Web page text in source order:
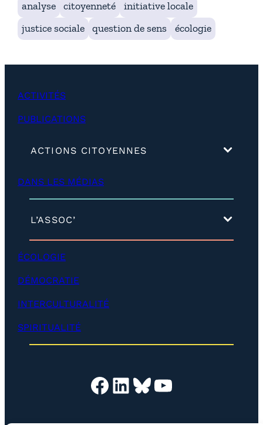
analyse citoyenneté
initiative locale
justice sociale
question de sens écologie
ACTIVITÉS
PUBLICATIONS
ACTIONS CITOYENNES
p
DANS LES MÉDIAS
L’ASSOC’
é
l
o
p
e
r
)
ÉCOLOGIE
DÉMOCRATIE
INTERCULTURALITÉ
SPIRITUALITÉ
Facebook LinkedIn Bluesky YouTube